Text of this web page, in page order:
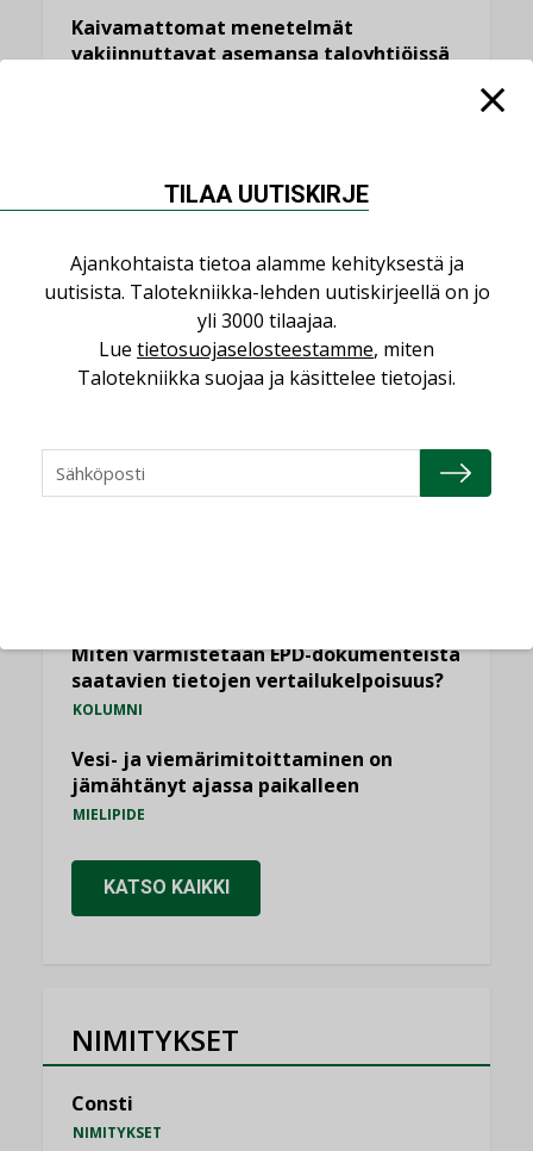
Kaivamattomat menetelmät
vakiinnuttavat asemansa taloyhtiöissä
NÄKÖKULMIA
Puheista tekoihin – uusin teknologia
käyttöön kiinteistöissä
Sähköistäminen säästää euroja
KOLUMNI
Miten varmistetaan EPD-dokumenteista
saatavien tietojen vertailukelpoisuus?
KOLUMNI
Vesi- ja viemärimitoittaminen on
jämähtänyt ajassa paikalleen
MIELIPIDE
KATSO KAIKKI
NIMITYKSET
Consti
NIMITYKSET
TILAA UUTISKIRJE
Ajankohtaista tietoa alamme kehityksestä ja
uutisista. Talotekniikka-lehden uutiskirjeellä on jo
yli 3000 tilaajaa.
Lue tietosuojaselosteestamme, miten
Talotekniikka suojaa ja käsittelee tietojasi.